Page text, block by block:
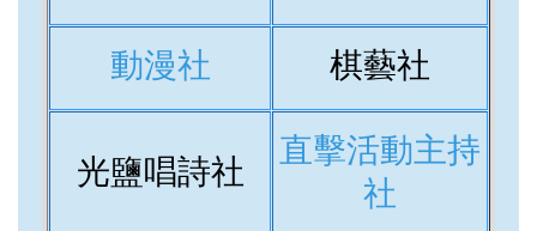
動漫社 棋藝社
光鹽唱詩社
直擊活動主持
社